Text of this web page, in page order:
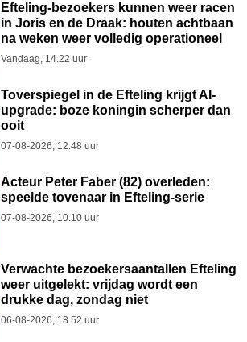
Efteling-bezoekers kunnen weer racen
in Joris en de Draak: houten achtbaan
na weken weer volledig operationeel
Vandaag, 14.22 uur
Toverspiegel in de Efteling krijgt AI-
upgrade: boze koningin scherper dan
ooit
07-08-2026, 12.48 uur
Acteur Peter Faber (82) overleden:
speelde tovenaar in Efteling-serie
07-08-2026, 10.10 uur
Verwachte bezoekersaantallen Efteling
weer uitgelekt: vrijdag wordt een
drukke dag, zondag niet
06-08-2026, 18.52 uur